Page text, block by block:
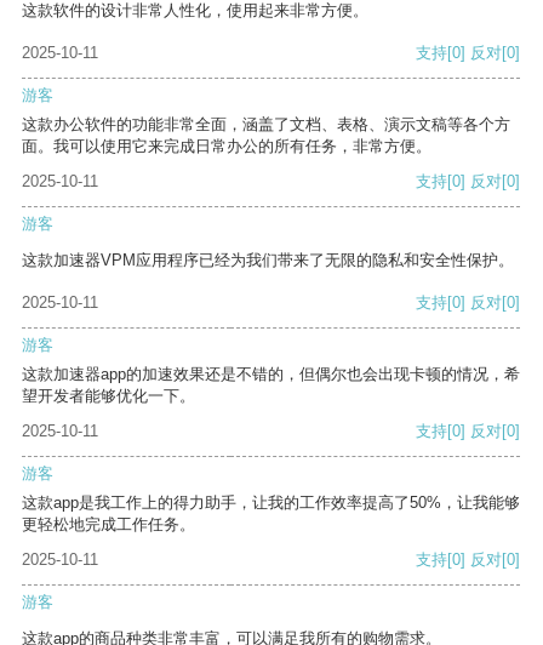
这款软件的设计非常人性化，使用起来非常方便。
2025-10-11 支持[0] 反对[0]
游客
这款办公软件的功能非常全面，涵盖了文档、表格、演示文稿等各个方
面。我可以使用它来完成日常办公的所有任务，非常方便。
2025-10-11
支持[0] 反对[0]
游客
这款加速器VPM应用程序已经为我们带来了无限的隐私和安全性保护。
2025-10-11 支持[0] 反对[0]
游客
这款加速器app的加速效果还是不错的，但偶尔也会出现卡顿的情况，希
望开发者能够优化一下。
2025-10-11
支持[0] 反对[0]
游客
这款app是我工作上的得力助手，让我的工作效率提高了50%，让我能够
更轻松地完成工作任务。
2025-10-11
支持[0] 反对[0]
游客
这款app的商品种类非常丰富，可以满足我所有的购物需求。